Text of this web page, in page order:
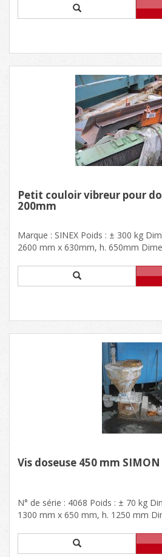
Petit couloir vibreur pour
200mm
Marque : SINEX Poids : ± 300 kg
2600 mm x 630mm, h. 650mm
Vis doseuse 450 mm SIMON
N° de série : 4068 Poids : ± 70 kg
1300 mm x 650 mm, h. 1250 mm